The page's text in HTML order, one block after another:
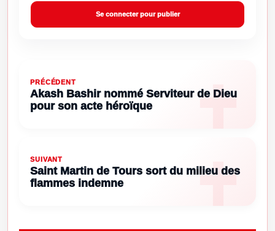
Se connecter pour publier
PRÉCÉDENT
Akash Bashir nommé Serviteur de Dieu
pour son acte héroïque
SUIVANT
Saint Martin de Tours sort du milieu des
flammes indemne